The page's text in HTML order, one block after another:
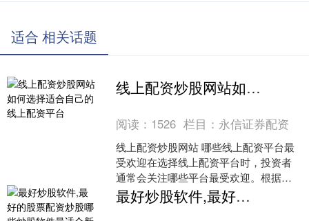
适合 相关话题
线上配资炒股网站如何选择适合自己的线上配资平台
阅读： 1526 栏目： 永信证券配资
线上配资炒股网站 哪些线上配资平台最
受欢迎在选择线上配资平台时，投资者
通常会关注哪些平台最受欢迎。根据目
前的市场反馈和用户评价，以下是一些
在中国市场上较为知名的线上
最好炒股软件,最好的股票配资炒股哪些炒股软件最适合新手